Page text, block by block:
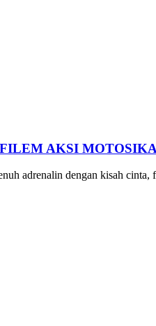
AKSI
adrenalin dengan kisah cinta,